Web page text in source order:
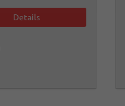
Details